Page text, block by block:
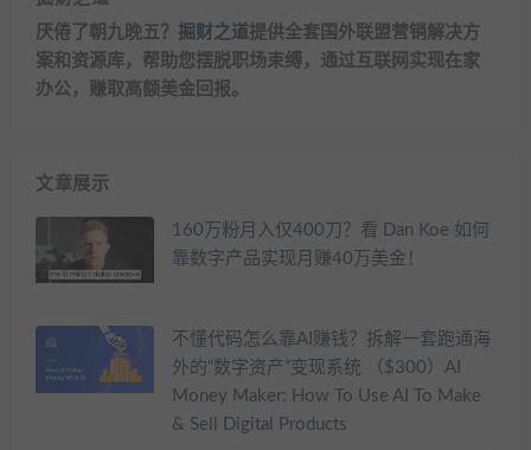
厌倦了朝九晚五？ 掘财之道提供全套国外联盟营销解决方
案和资源库，帮助您摆脱职场束缚，通过互联网实现在家
办公，赚取高额美金回报。
文章展示
160万粉月入仅400刀？看 Dan Koe 如何
靠数字产品实现月赚40万美金！
不懂代码怎么靠AI赚钱？拆解一套跑通海
外的“数字资产”变现系统 （$300）AI
Money Maker: How To Use AI To Make
& Sell Digital Products